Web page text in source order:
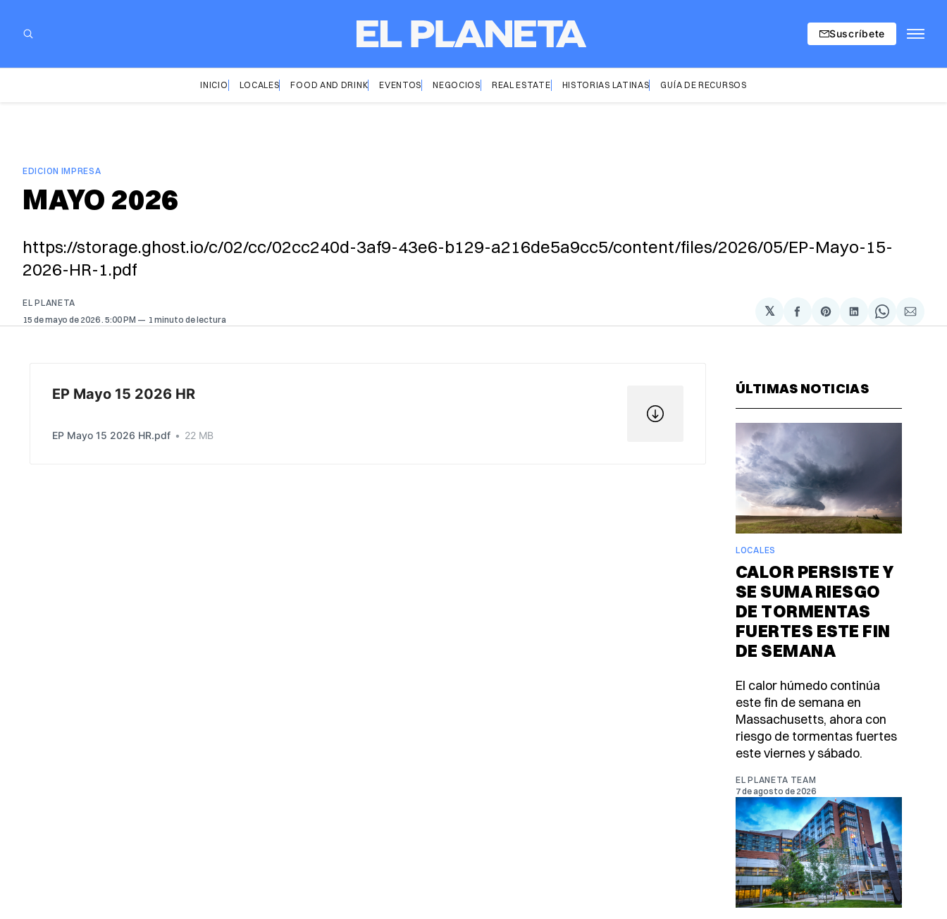
Suscríbete
INICIO LOCALES FOOD AND DRINK EVENTOS NEGOCIOS REAL ESTATE HISTORIAS LATINAS GUÍA DE RECURSOS
EDICION IMPRESA
MAYO 2026
https://storage.ghost.io/c/02/cc/02cc240d-3af9-43e6-b129-a216de5a9cc5/content/files/2026/05/EP-Mayo-15-
2026-HR-1.pdf
EL PLANETA
15 de mayo de 2026 . 5:00 PM 1 minuto de lectura
𝕏
Compartir
en
Share
on
Compartir
en
Share
on
via
EP Mayo 15 2026 HR
EP Mayo 15 2026 HR.pdf 22 MB
ÚLTIMAS NOTICIAS
LOCALES
CALOR PERSISTE Y
SE SUMA RIESGO
DE TORMENTAS
FUERTES ESTE FIN
DE SEMANA
El calor húmedo continúa
este fin de semana en
Massachusetts, ahora con
riesgo de tormentas fuertes
este viernes y sábado.
EL PLANETA TEAM
7 de agosto de 2026